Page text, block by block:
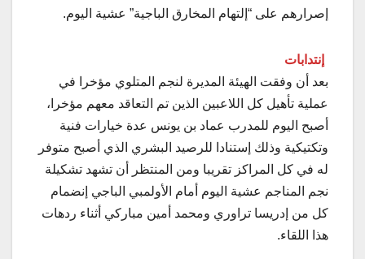
إصرارهم على “إلتهام المخارق الباجية” عشية اليوم.
إنتدابات
بعد أن وفقت الهيئة المديرة لنجم المتلوي مؤخرا في
عملية تأهيل كل اللاعبين الذين تم التعاقد معهم مؤخرا،
أصبح اليوم للمدرب عماد بن يونس عدة خيارات فنية
وتكتيكية وذلك إستنادا للرصيد البشري الذي أصبح متوفر
له في كل المراكز تقريبا ومن المنتظر أن تشهد تشكيلة
نجم المناجم عشية اليوم أمام الأولمبي الباجي إنضمام
كل من إدريسا تراوري ومحمد أمين مباركي أثناء ردهات
هذا اللقاء.